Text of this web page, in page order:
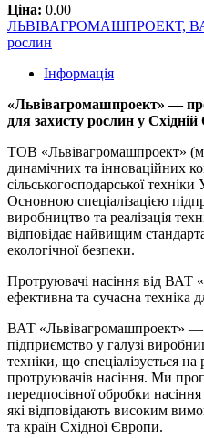
Ціна: 0.00
ЛЬВІВАГРОМАШПРОЕКТ, ВАТ
рослин
Інформація
«Львівагромашпроект» —
для захисту рослин у Східній
ТОВ «Львівагромашпроект»
динамічних та інноваційних
сільськогосподарської
Основною спеціалізацією
виробництво та реалізація
відповідає найвищим
екологічної безпеки.
Протруювачі насіння від ВАТ
ефективна та сучасна техніка
ВАТ «Львівагромашпроект» —
підприємство у галузі
техніки, що спеціалізується на
протруювачів насіння. Ми
передпосівної обробки
які відповідають високим
та країн Східної Європи.